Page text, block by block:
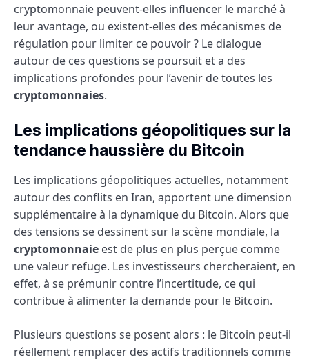
cryptomonnaie peuvent-elles influencer le marché à
leur avantage, ou existent-elles des mécanismes de
régulation pour limiter ce pouvoir ? Le dialogue
autour de ces questions se poursuit et a des
implications profondes pour l’avenir de toutes les
cryptomonnaies.
Les implications géopolitiques sur la
tendance haussière du Bitcoin
Les implications géopolitiques actuelles, notamment
autour des conflits en Iran, apportent une dimension
supplémentaire à la dynamique du Bitcoin. Alors que
des tensions se dessinent sur la scène mondiale, la
cryptomonnaie est de plus en plus perçue comme
une valeur refuge. Les investisseurs chercheraient, en
effet, à se prémunir contre l’incertitude, ce qui
contribue à alimenter la demande pour le Bitcoin.
Plusieurs questions se posent alors : le Bitcoin peut-il
réellement remplacer des actifs traditionnels comme